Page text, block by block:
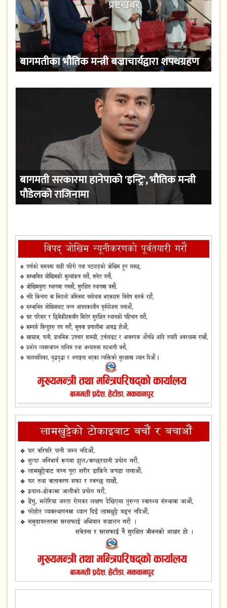
बागमतीका भौतिक मन्त्री बज्राचार्यद्वारा शपथग्रहण
बागमती सरकारमा हानेपाको 'इन्ट्रि', भौतिक मन्त्री
पौडेलको राजिनामा